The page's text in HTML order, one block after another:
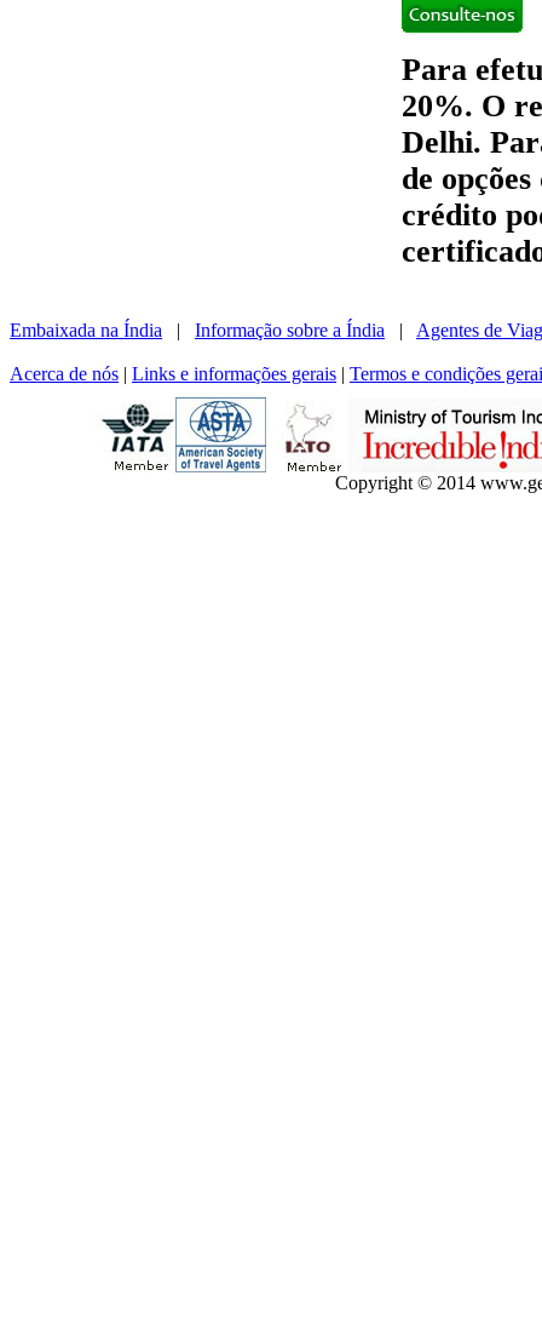
Para
20%. O
Delhi.
de
crédito
Embaixada na Índia | Informação sobre a Índia | Agentes de
Acerca de nós | Links e informações gerais | Termos e condições
Copyright © 2014